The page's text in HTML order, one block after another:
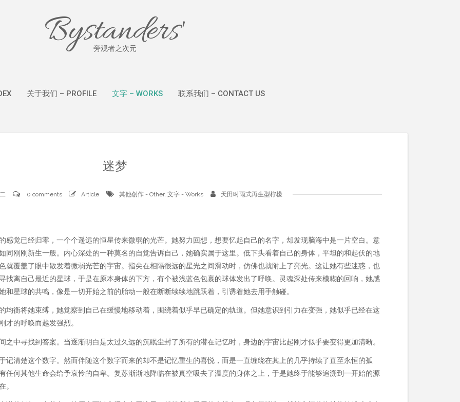
Bystanders'
旁观者之次元
关于我们 – PROFILE 文字 – WORKS 联系我们 – CONTACT US
迷梦
0 comments Article 其他创作 - Other, 文字 - Works 天田时雨式再生型柠檬
感觉已经归零，一个个遥远的恒星传来微弱的光芒。她努力回想，想要忆起自己的名字，却发现脑海中是一片空白。意
同刚刚新生一般。内心深处的一种莫名的自觉告诉自己，她确实属于这里。低下头看着自己的身体，平坦的和起伏的地
就覆盖了眼中散发着微弱光芒的宇宙。指尖在相隔很远的星光之间滑动时，仿佛也就附上了亮光。这让她有些迷惑，也
找离自己最近的星球，于是在原本身体的下方，有个被浅蓝色包裹的球体发出了呼唤。灵魂深处传来模糊的回响，她感
星球的共鸣，像是一切开始之前的胎动一般在断断续续地跳跃着，引诱着她去用手触碰。
均衡将她束缚，她觉察到自己在缓慢地移动着，围绕着似乎早已确定的轨道。但她意识到引力在变强，她似乎已经在这
才的呼唤而越发强烈。
中寻找到答案。当逐渐明白是太过久远的沉眠尘封了所有的潜在记忆时，身边的宇宙比起刚才似乎要变得更加清晰。
记清楚这个数字。然而伴随这个数字而来的却不是记忆重生的喜悦，而是一直缠绕在其上的几乎持续了直至永恒的孤
任何其他生命会给予哀怜的自卑。复苏渐渐地降临在被真空吸去了温度的身体之上，于是她终于能够追溯到一开始的源
。